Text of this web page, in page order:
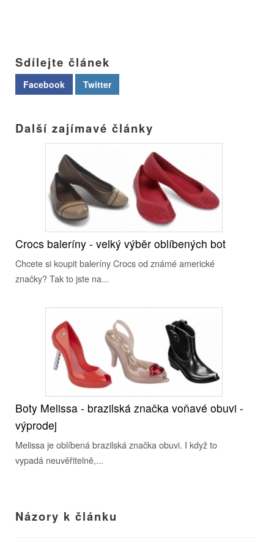
Sdílejte článek
Facebook Twitter
Další zajímavé články
Crocs baleríny - velký výběr oblíbených bot
Chcete si koupit baleríny Crocs od známé americké
značky? Tak to jste na...
Boty Melissa - brazilská značka voňavé obuvi -
výprodej
Melissa je oblíbená brazilská značka obuvi. I když to
vypadá neuvěřitelně,...
Názory k článku